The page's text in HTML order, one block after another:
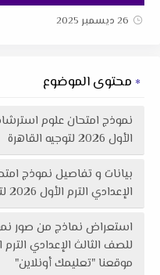
26 ديسمبر 2025
محتوى الموضوع
نموذج امتحان علوم
الأول 2026 لتوجيه القاهرة
بيانات و تفاصيل نموذج
الإعدادي الترم الأول 2026 لتوجيه القاهرة :
استعراض نماذج من صور
موقعنا "تعليمك أونلاين"